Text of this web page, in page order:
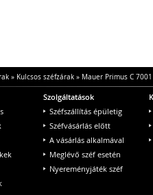
» Kulcsos széfzárak» Mauer Primus C
Szolgáltatások
Széfszállítás épületig
Széfvásárlás előtt
A vásárlás alkalmával
Meglévő széf esetén
Nyereményjáték széf